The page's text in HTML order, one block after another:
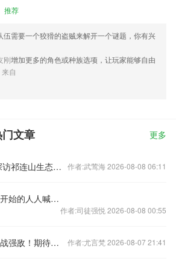
推荐
伍需要一个狡猾的盗贼来解开一个谜题，你有兴
刚增加更多的角色或种族选项，让玩家能够自由
来自
门文章 更多
陇原环保世纪行重启 探访祁连山生态蝶变 作者:武莺海 2026-08-08 06:11
山东姑娘太争气！从最开始的人人喊打到如今全网感谢，她一句话让所有人都闭了嘴！
作者:司徒强悦 2026-08-08 00:55
郎平将祭出纯奥运阵容战强敌！期待不逊李盈莹的她已提前离队 作者:尤言梵 2026-08-07 21:41